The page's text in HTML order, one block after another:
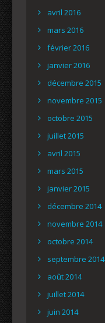
avril 2016
mars 2016
février 2016
janvier 2016
décembre 2015
novembre 2015
octobre 2015
juillet 2015
avril 2015
mars 2015
janvier 2015
décembre 2014
novembre 2014
octobre 2014
septembre 2014
août 2014
juillet 2014
juin 2014